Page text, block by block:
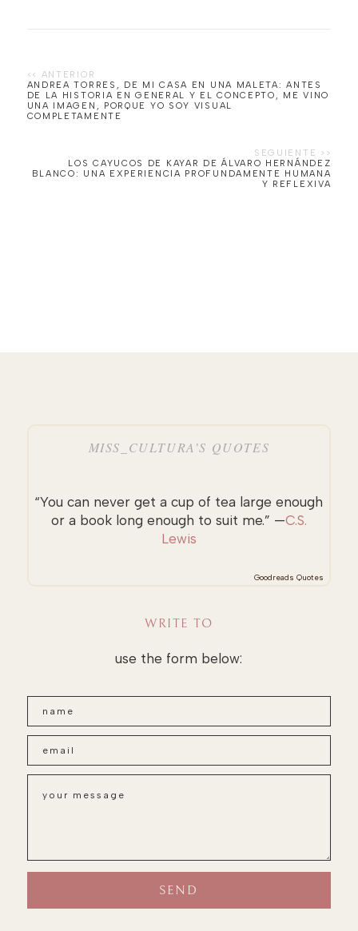
ANDREA TORRES, DE MI CASA EN UNA MALETA: ANTES
DE LA HISTORIA EN GENERAL Y EL CONCEPTO, ME VINO
UNA IMAGEN, PORQUE YO SOY VISUAL
COMPLETAMENTE
LOS CAYUCOS DE KAYAR DE ÁLVARO HERNÁNDEZ
BLANCO: UNA EXPERIENCIA PROFUNDAMENTE HUMANA
Y REFLEXIVA
MISS_CULTURA’S QUOTES
“You can never get a cup of tea large enough
or a book long enough to suit me.” —C.S.
Lewis
Goodreads Quotes
WRITE TO
use the form below: